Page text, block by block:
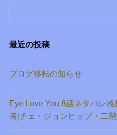
最近の投稿
ブログ移転の知らせ
Eye Love You 8話ネタバレ
者[チェ・ジョンヒョプ・二